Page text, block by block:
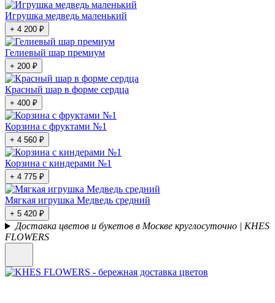
Игрушка медведь маленький
+ 4 200 ₽
Гелиевый шар премиум
+ 200 ₽
Красный шар в форме сердца
+ 400 ₽
Корзина с фруктами №1
+ 4 560 ₽
Корзина с киндерами №1
+ 4 775 ₽
Мягкая игрушка Медведь средний
+ 5 420 ₽
Доставка цветов и букетов в Москве круглосуточно | KHES
FLOWERS